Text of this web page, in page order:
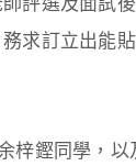
求訂立出能
梓鏗同學，